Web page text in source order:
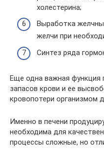
холестерина;
Выработка
желчи при
Синтез ряда
Еще одна важная функция
запасов крови и ее
кровопотери организмом
Именно в печени
необходима для
процессы сложные, но